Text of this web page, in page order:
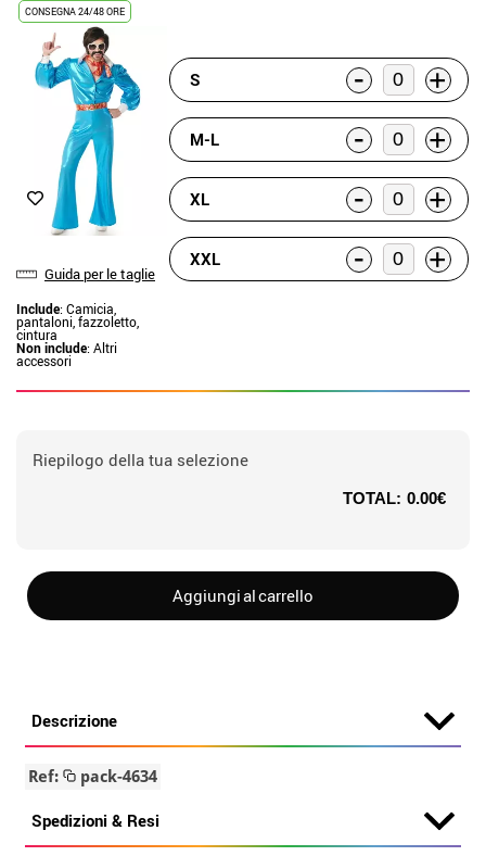
CONSEGNA 24/48 ORE
Guida per le taglie
Include: Camicia,
pantaloni, fazzoletto,
cintura
Non include: Altri
accessori
S - +
M-L - +
XL - +
XXL - +
Riepilogo della tua selezione
TOTAL: 0.00€
Aggiungi al carrello
Descrizione
Ref: pack-4634
Spedizioni & Resi